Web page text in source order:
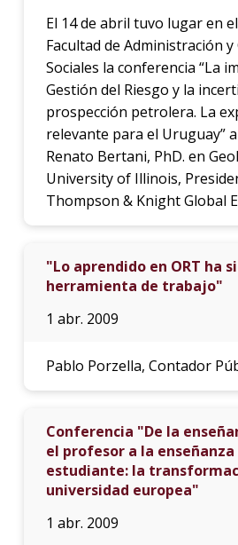
El 14 de abril tuvo lugar en
Facultad de Administración y
Sociales la conferencia “La
Gestión del Riesgo y la
prospección petrolera. La
relevante para el Uruguay”
Renato Bertani, PhD. en
University of Illinois,
Thompson & Knight Global
"Lo aprendido en ORT ha
herramienta de trabajo"
1 abr. 2009
Pablo Porzella, Contador
Conferencia "De la
el profesor a la
estudiante: la
universidad europea"
1 abr. 2009